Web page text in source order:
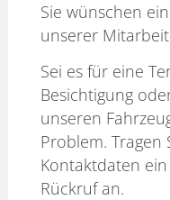
Sie wünschen
unserer
Sei es für eine
Besichtigung
unseren
Problem. Tragen
Kontaktdaten
Rückruf an.